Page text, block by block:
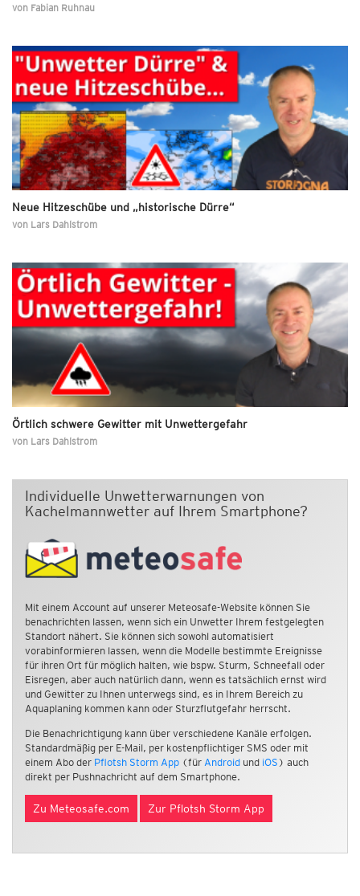
von Fabian Ruhnau
Neue Hitzeschübe und „historische Dürre“
von Lars Dahlstrom
Örtlich schwere Gewitter mit Unwettergefahr
von Lars Dahlstrom
Individuelle Unwetterwarnungen von
Kachelmannwetter auf Ihrem Smartphone?
Mit einem Account auf unserer Meteosafe-Website können Sie
benachrichten lassen, wenn sich ein Unwetter Ihrem festgelegten
Standort nähert. Sie können sich sowohl automatisiert
vorabinformieren lassen, wenn die Modelle bestimmte Ereignisse
für ihren Ort für möglich halten, wie bspw. Sturm, Schneefall oder
Eisregen, aber auch natürlich dann, wenn es tatsächlich ernst wird
und Gewitter zu Ihnen unterwegs sind, es in Ihrem Bereich zu
Aquaplaning kommen kann oder Sturzflutgefahr herrscht.
Die Benachrichtigung kann über verschiedene Kanäle erfolgen.
Standardmäßig per E-Mail, per kostenpflichtiger SMS oder mit
einem Abo der Pflotsh Storm App (für Android und iOS ) auch
direkt per Pushnachricht auf dem Smartphone.
Zu Meteosafe.com Zur Pflotsh Storm App